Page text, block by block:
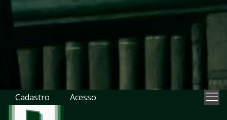
Cadastro Acesso